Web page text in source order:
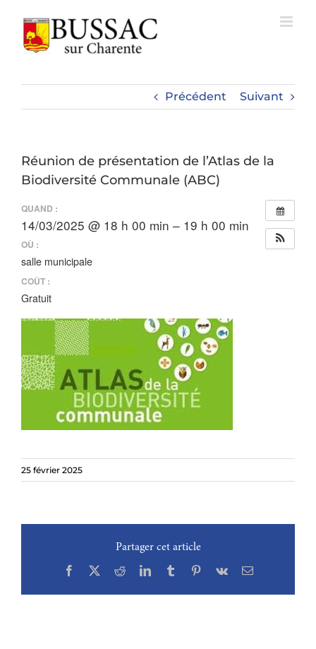
contenu
Précédent Suivant
Réunion de présentation de l’Atlas de la
Biodiversité Communale (ABC)
QUAND :
14/03/2025 @ 18 h 00 min – 19 h 00 min
OÙ :
salle municipale
COÛT :
Gratuit
25 février 2025
Partager cet article
Facebook
X RedditLinkedInTumblrPinterest
Vk Email